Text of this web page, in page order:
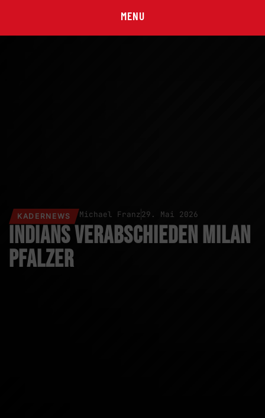
MENU
KADERNEWS Michael Franz29. Mai 2026
Indians verabschieden Milan
Pfalzer